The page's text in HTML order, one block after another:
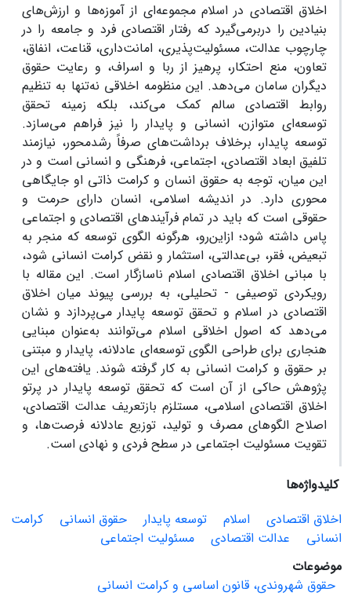
اخلاق اقتصادی در اسلام مجموعه‌ای از آموزه‌ها و ارزش‌های
بنیادین را دربرمی‌گیرد که رفتار اقتصادی فرد و جامعه را در
چارچوب عدالت، مسئولیت‌پذیری، امانت‌داری، قناعت، انفاق،
تعاون، منع احتکار، پرهیز از ربا و اسراف، و رعایت حقوق
دیگران سامان می‌دهد. این منظومه اخلاقی نه‌تنها به تنظیم
روابط اقتصادی سالم کمک می‌کند، بلکه زمینه تحقق
توسعه‌ای متوازن، انسانی و پایدار را نیز فراهم می‌سازد.
توسعه پایدار، برخلاف برداشت‌های صرفاً رشد‌محور، نیازمند
تلفیق ابعاد اقتصادی، اجتماعی، فرهنگی و انسانی است و در
این میان، توجه به حقوق انسان و کرامت ذاتی او جایگاهی
محوری دارد. در اندیشه اسلامی، انسان دارای حرمت و
حقوقی است که باید در تمام فرآیندهای اقتصادی و اجتماعی
پاس داشته شود؛ ازاین‌رو، هرگونه الگوی توسعه که منجر به
تبعیض، فقر، بی‌عدالتی، استثمار و نقض کرامت انسانی شود،
با مبانی اخلاق اقتصادی اسلام ناسازگار است. این مقاله با
رویکردی توصیفی - تحلیلی، به بررسی پیوند میان اخلاق
اقتصادی در اسلام و تحقق توسعه پایدار می‌پردازد و نشان
می‌دهد که اصول اخلاقی اسلام می‌توانند به‌عنوان مبنایی
هنجاری برای طراحی الگوی توسعه‌ای عادلانه، پایدار و مبتنی
بر حقوق و کرامت انسانی به کار گرفته شوند. یافته‌های این
پژوهش حاکی از آن است که تحقق توسعه پایدار در پرتو
اخلاق اقتصادی اسلامی، مستلزم بازتعریف عدالت اقتصادی،
اصلاح الگوهای مصرف و تولید، توزیع عادلانه فرصت‌ها، و
تقویت مسئولیت اجتماعی در سطح فردی و نهادی است.
کلیدواژه‌ها
اخلاق اقتصادی
اسلام توسعه پایدار حقوق انسانی
کرامت
انسانی
عدالت اقتصادی
مسئولیت اجتماعی
موضوعات
حقوق شهروندی، قانون اساسی و کرامت انسانی